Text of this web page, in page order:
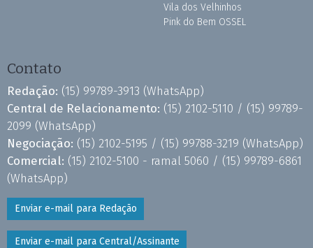
Vila dos Velhinhos
Pink do Bem OSSEL
Contato
Redação: (15) 99789-3913 (WhatsApp)
Central de Relacionamento: (15) 2102-5110 / (15) 99789-
2099 (WhatsApp)
Negociação: (15) 2102-5195 / (15) 99788-3219 (WhatsApp)
Comercial: (15) 2102-5100 - ramal 5060 / (15) 99789-6861
(WhatsApp)
Enviar e-mail para Redação
Enviar e-mail para Central/Assinante